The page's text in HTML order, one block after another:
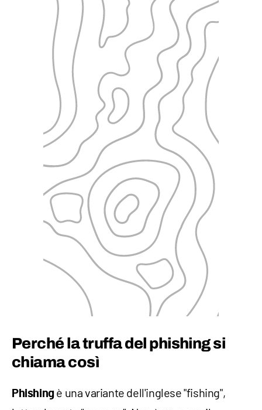
Perché la truffa del phishing si
chiama così
Phishing è una variante dell'inglese "fishing",